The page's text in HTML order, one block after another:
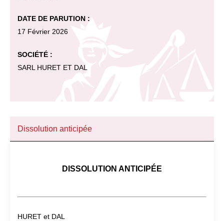
DATE DE PARUTION :
17 Février 2026
SOCIÉTÉ :
SARL HURET ET DAL
Dissolution anticipée
DISSOLUTION ANTICIPÉE
HURET et DAL